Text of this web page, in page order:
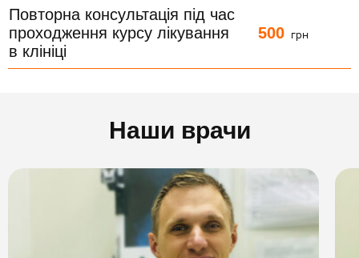
Повторна консультація під час
проходження курсу лікування
в клініці
500 грн
Наши врачи